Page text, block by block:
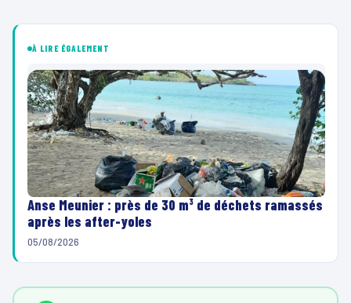
À LIRE ÉGALEMENT
Anse Meunier : près de 30 m³ de déchets ramassés
après les after-yoles
05/08/2026